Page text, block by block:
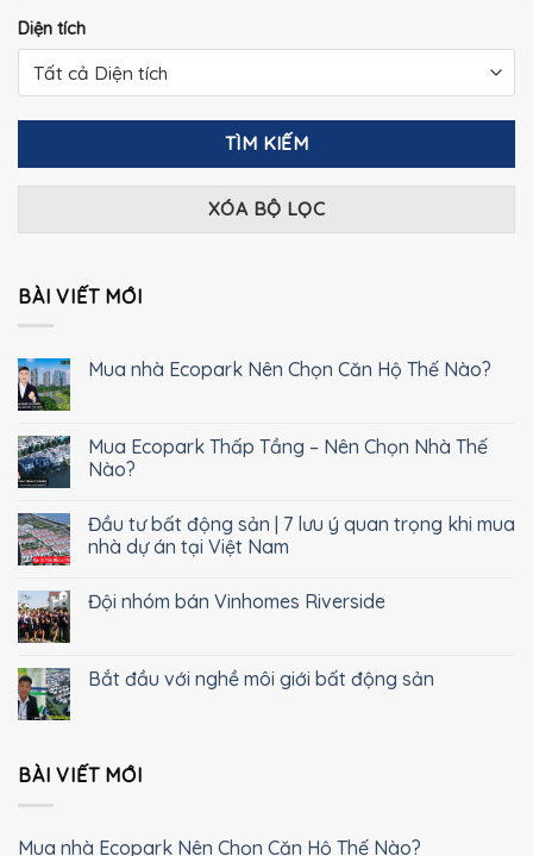
Diện tích
TÌM KIẾM
XÓA BỘ LỌC
BÀI VIẾT MỚI
Mua nhà Ecopark Nên Chọn Căn Hộ Thế Nào?
Mua Ecopark Thấp Tầng – Nên Chọn Nhà Thế
Nào?
Đầu tư bất động sản | 7 lưu ý quan trọng khi mua
nhà dự án tại Việt Nam
Đội nhóm bán Vinhomes Riverside
Bắt đầu với nghề môi giới bất động sản
BÀI VIẾT MỚI
Mua nhà Ecopark Nên Chọn Căn Hộ Thế Nào?